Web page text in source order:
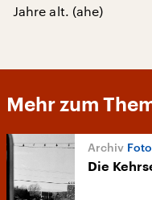
Jahre alt. (ahe)
Mehr zum
Die